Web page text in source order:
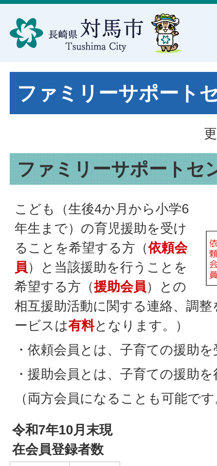
ファミリーサポート
ファミリーサポートセ
こども（生後4か月から小学6
年生まで）の育児援助を受け
ることを希望する方（依頼会
員）と当該援助を行うことを
希望する方（援助会員）との
相互援助活動に関する連絡、調
ービスは有料となります。）
・依頼会員とは、子育ての援助
・援助会員とは、子育ての援助
（両方会員になることも可能で
令和7年10月末現
在会員登録者数